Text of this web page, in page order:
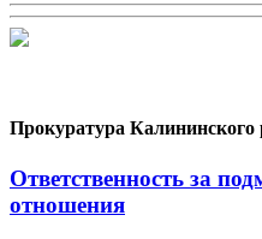
Прокуратура
Ответственность за
отношения